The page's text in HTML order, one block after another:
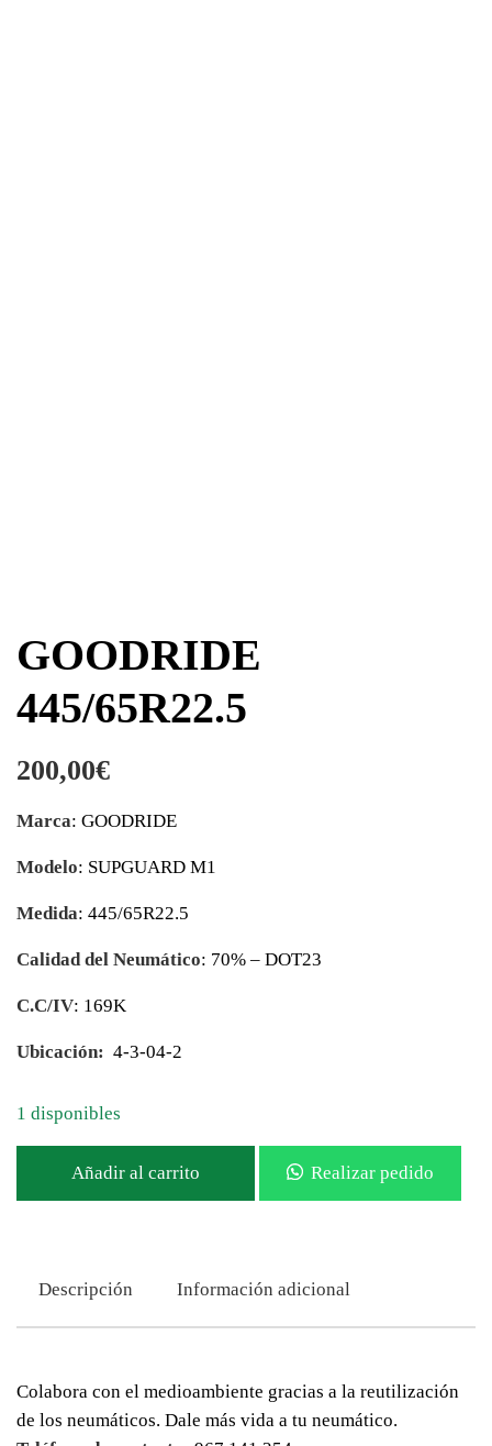
GOODRIDE
445/65R22.5
200,00€
Marca: GOODRIDE
Modelo: SUPGUARD M1
Medida: 445/65R22.5
Calidad del Neumático: 70% – DOT23
C.C/IV: 169K
Ubicación: 4-3-04-2
1 disponibles
Añadir al carrito Realizar pedido
Descripción Información adicional
Colabora con el medioambiente gracias a la reutilización
de los neumáticos. Dale más vida a tu neumático.